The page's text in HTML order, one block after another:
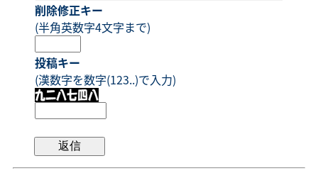
削除修正キー
(半角英数字4文字まで)
投稿キー
(漢数字を数字(123..)で入力)